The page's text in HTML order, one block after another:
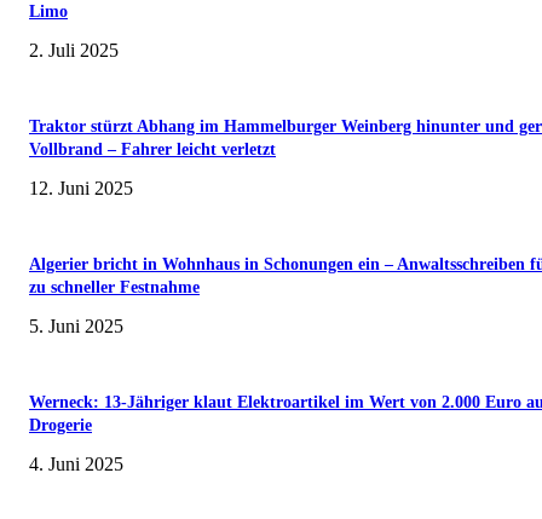
Limo
2. Juli 2025
Traktor stürzt Abhang im Hammelburger Weinberg hinunter und
Vollbrand – Fahrer leicht verletzt
12. Juni 2025
Algerier bricht in Wohnhaus in Schonungen ein – Anwaltsschreiben
zu schneller Festnahme
5. Juni 2025
Werneck: 13-Jähriger klaut Elektroartikel im Wert von 2.000 Euro
Drogerie
4. Juni 2025